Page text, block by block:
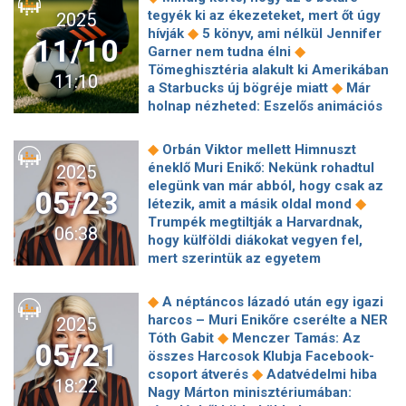
éve ◆Jegesedik a Balaton
2025
11/10
11:10
tegyék ki az ékezeteket, mert őt úgy
hívják ◆ 5 könyv, ami nélkül Jennifer
Garner nem tudna élni ◆
Tömeghisztéria alakult ki Amerikában
a Starbucks új bögréje miatt ◆ Már
holnap nézheted: Eszelős animációs
streamingóriás platformjára!
A
széria legjobb eredményével nyitott a
Predator: Halálbolygó◆Exkluzív
interjúk az X-Faktor kiesőivel: Nem
szavaztak tovább, pedig rohadtul
megérdemeltem volna! ◆
Agyvérzése
óta nehézségekkel küzd Stellan
◆ "Ülve, cigivel, szívből" -
botrány után
2025
05/23
06:38
◆ Orbán Viktor mellett Himnuszt
éneklő Muri Enikő: Nekünk rohadtul
elegünk van már abból, hogy csak az
létezik, amit a másik oldal mond ◆
Trumpék megtiltják a Harvardnak,
hogy külföldi diákokat vegyen fel,
mert szerintük az egyetem
volt, amikor rábízták egybillió forint
sorsát és egy százfős cég vezetését
◆Bod Péter Ákos: Papíron talán
rendben a magyar bérszint,
csakhogy… ◆Biztosra játszott a
Toyota a RAV4 új generációjával
◆
2025
05/21
18:22
◆ A néptáncos lázadó után egy igazi
harcos – Muri Enikőre cserélte a NER
Tóth Gabit ◆ Menczer Tamás: Az
összes Harcosok Klubja Facebook-
csoport átverés ◆ Adatvédelmi hiba
Nagy Márton minisztériumában: